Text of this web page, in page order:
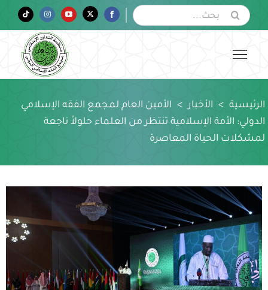
البحث
عن:
Facebook
Twitter
YouTube
Instagram
Tiktok
الرئيسية > الأخبار > الأمين العام لمجمع الفقه الإسلامي
الدولي: الأمة الإسلامية تنتظر من العلماء حلولاً ناجعة
لمشكلات الحياة المعاصرة